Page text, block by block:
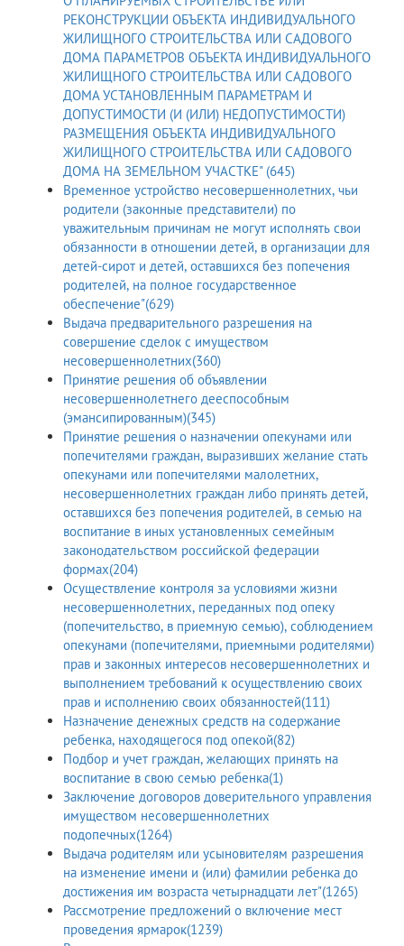
РЕКОНСТРУКЦИИ ОБЪЕКТА ИНДИВИДУАЛЬНОГО
ЖИЛИЩНОГО СТРОИТЕЛЬСТВА ИЛИ САДОВОГО
ДОМА ПАРАМЕТРОВ ОБЪЕКТА ИНДИВИДУАЛЬНОГО
ЖИЛИЩНОГО СТРОИТЕЛЬСТВА ИЛИ САДОВОГО
ДОМА УСТАНОВЛЕННЫМ ПАРАМЕТРАМ И
ДОПУСТИМОСТИ (И (ИЛИ) НЕДОПУСТИМОСТИ)
РАЗМЕЩЕНИЯ ОБЪЕКТА ИНДИВИДУАЛЬНОГО
ЖИЛИЩНОГО СТРОИТЕЛЬСТВА ИЛИ САДОВОГО
ДОМА НА ЗЕМЕЛЬНОМ УЧАСТКЕ" (645)
Временное устройство несовершеннолетних, чьи
родители (законные представители) по
уважительным причинам не могут исполнять свои
обязанности в отношении детей, в организации для
детей-сирот и детей, оставшихся без попечения
родителей, на полное государственное
обеспечение"(629)
Выдача предварительного разрешения на
совершение сделок с имуществом
несовершеннолетних(360)
Принятие решения об объявлении
несовершеннолетнего дееспособным
(эмансипированным)(345)
Принятие решения о назначении опекунами или
попечителями граждан, выразивших желание стать
опекунами или попечителями малолетних,
несовершеннолетних граждан либо принять детей,
оставшихся без попечения родителей, в семью на
воспитание в иных установленных семейным
законодательством российской федерации
формах(204)
Осуществление контроля за условиями жизни
несовершеннолетних, переданных под опеку
(попечительство, в приемную семью), соблюдением
опекунами (попечителями, приемными родителями)
прав и законных интересов несовершеннолетних и
выполнением требований к осуществлению своих
прав и исполнению своих обязанностей(111)
Назначение денежных средств на содержание
ребенка, находящегося под опекой(82)
Подбор и учет граждан, желающих принять на
воспитание в свою семью ребенка(1)
Заключение договоров доверительного управления
имуществом несовершеннолетних
подопечных(1264)
Выдача родителям или усыновителям разрешения
на изменение имени и (или) фамилии ребенка до
достижения им возраста четырнадцати лет"(1265)
Рассмотрение предложений о включение мест
проведения ярмарок(1239)